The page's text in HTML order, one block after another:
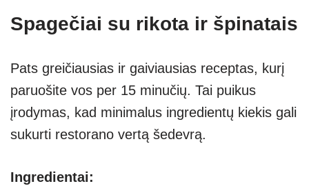
Spagečiai su rikota ir špinatais
Pats greičiausias ir gaiviausias receptas, kurį
paruošite vos per 15 minučių. Tai puikus
įrodymas, kad minimalus ingredientų kiekis gali
sukurti restorano vertą šedevrą.
Ingredientai: